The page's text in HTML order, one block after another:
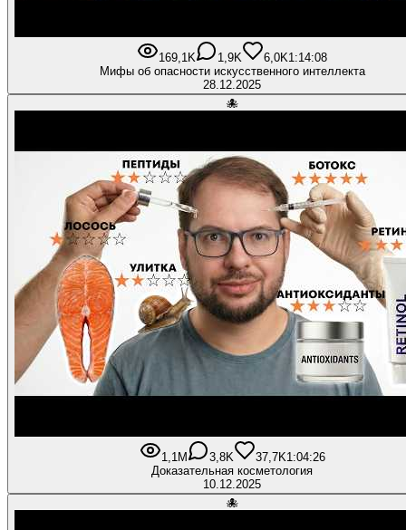
169,1K 1,9K 6,0K1:14:08
Мифы об опасности искусственного интеллекта
28.12.2025
🐙
1,1M 3,8K 37,7K1:04:26
Доказательная косметология
10.12.2025
🐙